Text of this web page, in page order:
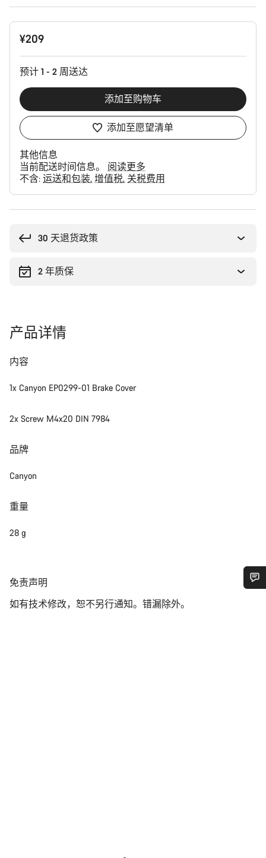
产
¥209
预计 1 - 2 周送达
添加至购物车
添加至愿望清单
其他信息
当前配送时间信息。 阅读更多
不含: 运送和包装 增值税 关税费用
30 天退货政策
2 年质保
产品详情
内容
1x Canyon EP0299-01 Brake Cover
2x Screw M4x20 DIN 7984
品牌
Canyon
重量
28 g
免
声
免责声明
如有技术修改，恕不另行通知。错漏除外。
您需要帮助吗？